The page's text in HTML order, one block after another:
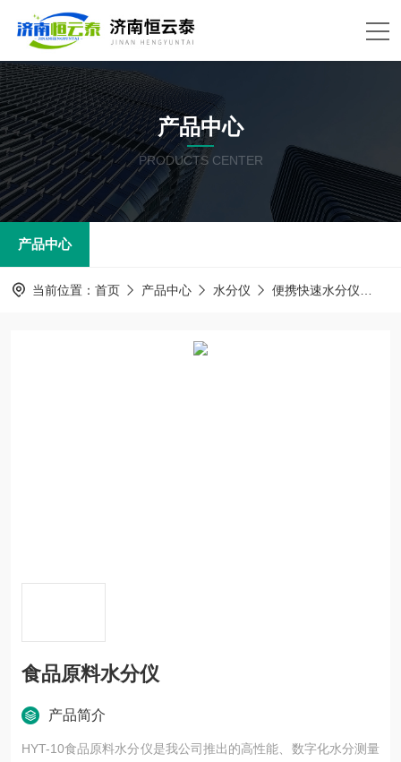
产品中心
PRODUCTS CENTER
产品中心
当前位置： 首页 产品中心 水分仪 便携快速水分仪
食品原料水分仪
产品简介
HYT-10食品原料水分仪是我公司推出的高性能、数字化水分测量